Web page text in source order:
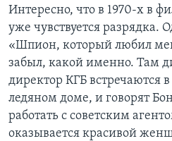
Интересно, что в 1970-х в
уже чувствуется разрядка.
«Шпион, который любил
забыл, какой именно. Там
директор КГБ встречаются
ледяном доме, и говорят
работать с советским
оказывается красивой